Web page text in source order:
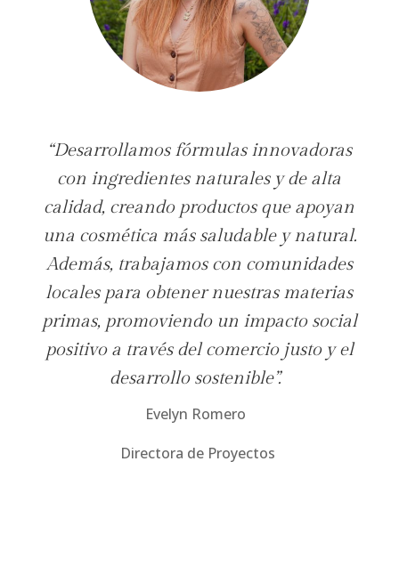
“Desarrollamos fórmulas innovadoras
con ingredientes naturales y de alta
calidad, creando productos que apoyan
una cosmética más saludable y natural.
Además, trabajamos con comunidades
locales para obtener nuestras materias
primas, promoviendo un impacto social
positivo a través del comercio justo y el
desarrollo sostenible”.
Evelyn Romero
Directora de Proyectos